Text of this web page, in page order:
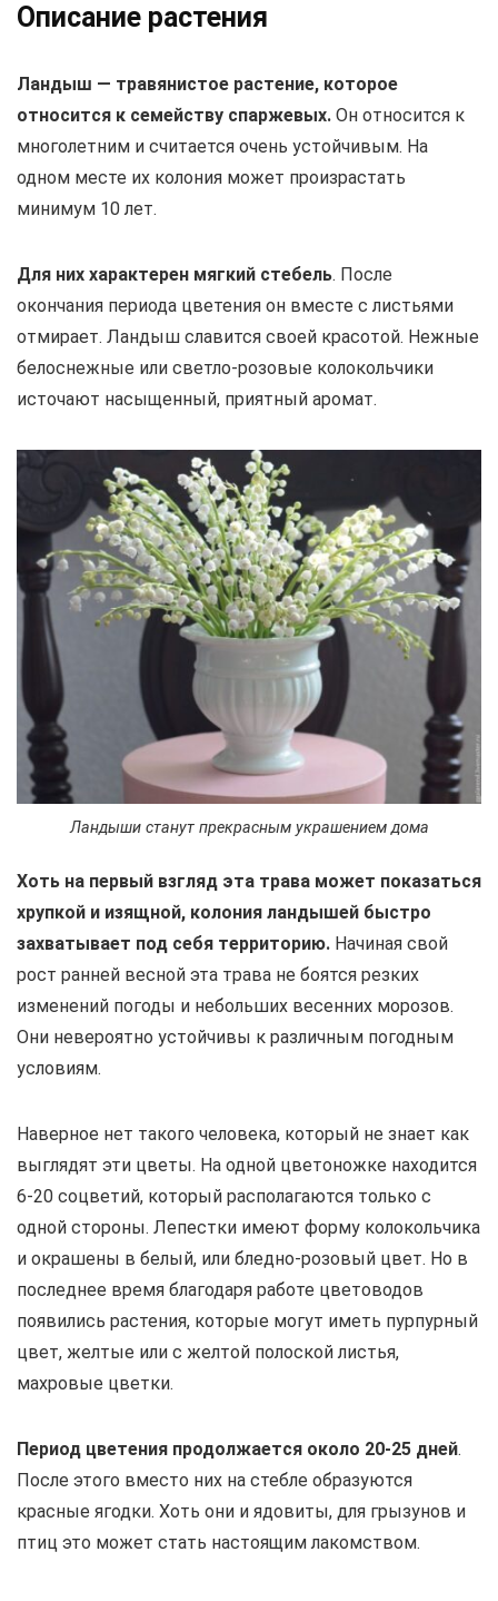
Описание растения
Ландыш — травянистое растение, которое
относится к семейству спаржевых. Он относится к
многолетним и считается очень устойчивым. На
одном месте их колония может произрастать
минимум 10 лет.
Для них характерен мягкий стебель. После
окончания периода цветения он вместе с листьями
отмирает. Ландыш славится своей красотой. Нежные
белоснежные или светло-розовые колокольчики
источают насыщенный, приятный аромат.
Ландыши станут прекрасным украшением дома
Хоть на первый взгляд эта трава может показаться
хрупкой и изящной, колония ландышей быстро
захватывает под себя территорию. Начиная свой
рост ранней весной эта трава не боятся резких
изменений погоды и небольших весенних морозов.
Они невероятно устойчивы к различным погодным
условиям.
Наверное нет такого человека, который не знает как
выглядят эти цветы. На одной цветоножке находится
6-20 соцветий, который располагаются только с
одной стороны. Лепестки имеют форму колокольчика
и окрашены в белый, или бледно-розовый цвет. Но в
последнее время благодаря работе цветоводов
появились растения, которые могут иметь пурпурный
цвет, желтые или с желтой полоской листья,
махровые цветки.
Период цветения продолжается около 20-25 дней.
После этого вместо них на стебле образуются
красные ягодки. Хоть они и ядовиты, для грызунов и
птиц это может стать настоящим лакомством.